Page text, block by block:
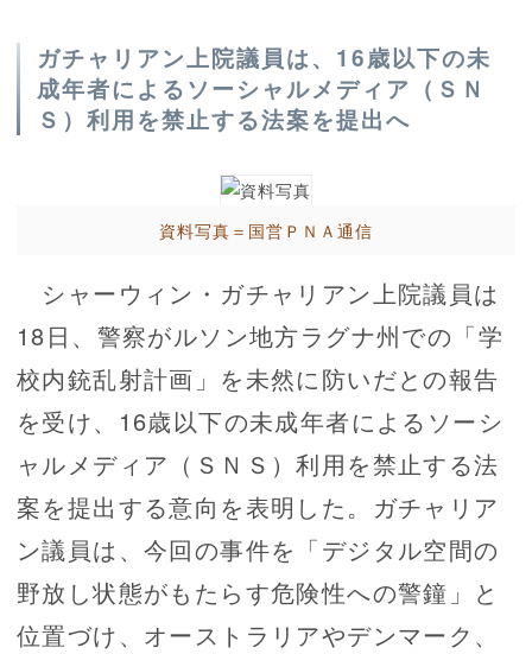
ガチャリアン上院議員は、16歳以下の未
成年者によるソーシャルメディア（ＳＮ
Ｓ）利用を禁止する法案を提出へ
資料写真＝国営ＰＮＡ通信
シャーウィン・ガチャリアン上院議員は
18日、警察がルソン地方ラグナ州での「学
校内銃乱射計画」を未然に防いだとの報告
を受け、16歳以下の未成年者によるソーシ
ャルメディア（ＳＮＳ）利用を禁止する法
案を提出する意向を表明した。ガチャリア
ン議員は、今回の事件を「デジタル空間の
野放し状態がもたらす危険性への警鐘」と
位置づけ、オーストラリアやデンマーク、